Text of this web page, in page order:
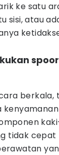
ke satu
sisi, atau
berkala,
tidak cepat